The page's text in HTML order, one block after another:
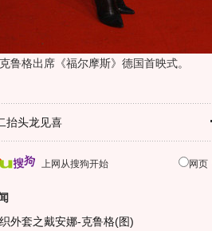
鲁格出席《福尔摩斯》德国首映式。
抬头龙见喜
上网从搜狗开始 网页
外套之戴安娜-克鲁格(图)